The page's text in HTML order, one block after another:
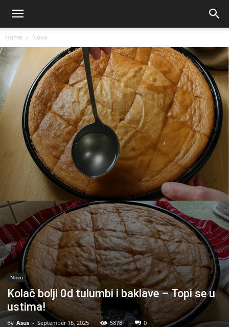
Home Novo
Novo
Kolač bolji 0d tulumbi i baklave – Topi se u
ustima!
By Asus - September 16, 2025 5878 0